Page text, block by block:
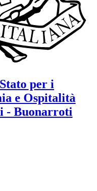
per i
e Ospitalità
- Buonarroti